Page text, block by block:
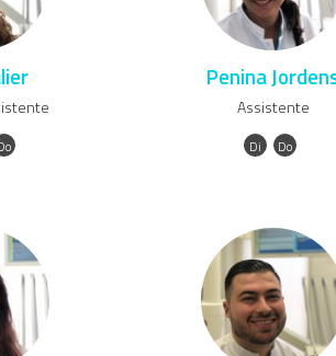
Penina
Assistente
Di Do